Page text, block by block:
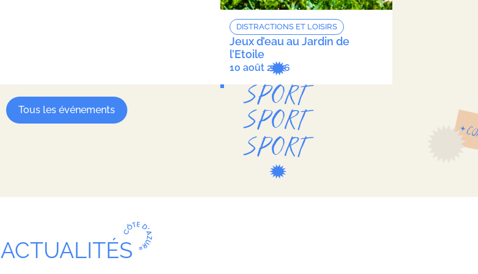
DISTRACTIONS ET LOISIRS
Jeux d’eau au Jardin de
l’Etoile
10 août 2026
Tous les événements
ACTUALITÉS